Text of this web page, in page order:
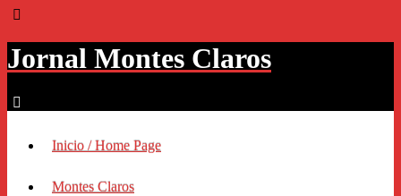
Jornal Montes Claros
Inicio / Home Page
Montes Claros